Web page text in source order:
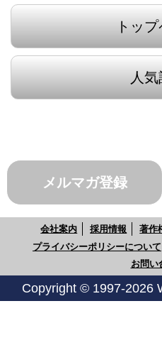
トッ
人
メルマガ登録
会社案内 採用情報 著作
プライバシーポリシーについて
お問い
Copyright © 1997-2026